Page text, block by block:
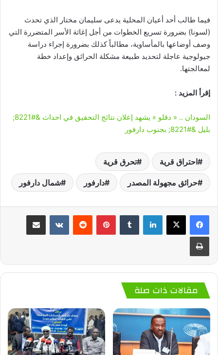
فيما طالب أحد أعيان المحلية يدعى سليمان مختار الذي تحدث
(لسونا) بضرورة تسريع الخطوات من أجل إغاثة الأسر المتضررة التي
وصف أوضاعها بالمأساوية، مطالباً كذلك بضرورة إجراء دراسة
جيولوجية عاجلة لتحديد طبيعة مشكلة الحرائق وإعداد خطة
لمعالجتها.
إقرأ المزيد :
السودان .. « دقلو » يشهد إعلان نتائج التحقيق في احداث &#8221;
بليل &#8221; بجنوب دارفور
احتراق قرية تحرق قرية
حرائق مجهولة المصدر دارفور شمال دارفور
لينكدإن بينتيريست
مقالات ذات صلة